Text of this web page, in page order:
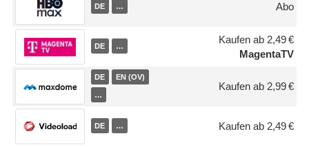
DE … Abo
DE …
Kaufen ab 2,49 €
MagentaTV
DE EN (OV)
…
Kaufen ab 2,99 €
DE … Kaufen ab 2,49 €